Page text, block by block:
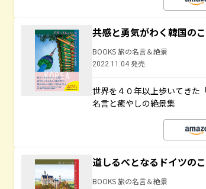
共感と勇気がわく韓国の
BOOKS 旅の名言＆絶景
2022.11.04 発売
世界を４０年以上歩いてきた
名言と癒やしの絶景集
道しるべとなるドイツの
BOOKS 旅の名言＆絶景